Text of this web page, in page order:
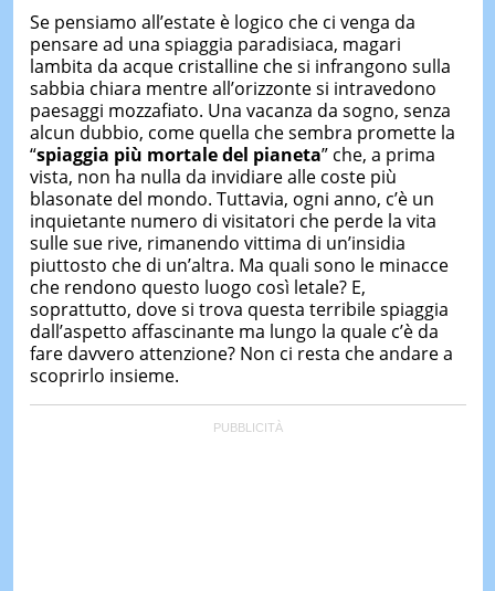
particolare sulla Storia contemporanea di America
Latina e Spagna. Collabora con numerose testate ed
è presidente dell'Associazione Culturale "La
Biblioteca del Sannio".
Se pensiamo all’estate è logico che ci venga da
pensare ad una spiaggia paradisiaca, magari
lambita da acque cristalline che si infrangono sulla
sabbia chiara mentre all’orizzonte si intravedono
paesaggi mozzafiato. Una vacanza da sogno, senza
alcun dubbio, come quella che sembra promette la
“spiaggia più mortale del pianeta” che, a prima
vista, non ha nulla da invidiare alle coste più
blasonate del mondo. Tuttavia, ogni anno, c’è un
inquietante numero di visitatori che perde la vita
sulle sue rive, rimanendo vittima di un’insidia
piuttosto che di un’altra. Ma quali sono le minacce
che rendono questo luogo così letale? E,
soprattutto, dove si trova questa terribile spiaggia
dall’aspetto affascinante ma lungo la quale c’è da
fare davvero attenzione? Non ci resta che andare a
scoprirlo insieme.